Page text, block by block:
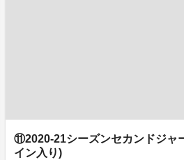
⑪2020-21シーズンセカンドジャ
イン入り)